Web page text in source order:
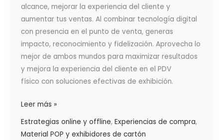
alcance, mejorar la experiencia del cliente y
aumentar tus ventas. Al combinar tecnología digital
con presencia en el punto de venta, generas
impacto, reconocimiento y fidelización. Aprovecha lo
mejor de ambos mundos para maximizar resultados
y mejora la experiencia del cliente en el PDV
físico con soluciones efectivas de exhibición.
Leer más »
Estrategias online y offline, Experiencias de compra,
Material POP y exhibidores de cartón